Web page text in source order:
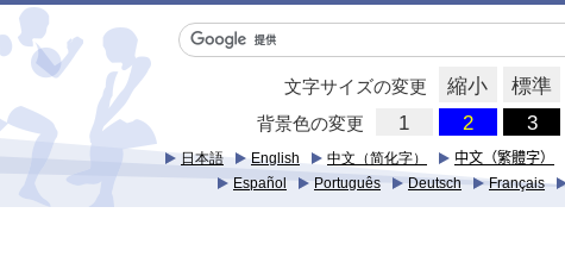
文字サイズの変更 縮小 標準
背景色の変更
日本語 English 中文（简化字） 中文（繁體字）
Español
Português Deutsch Français